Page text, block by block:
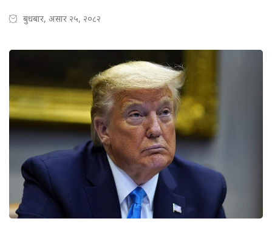
बुधबार, असार २५, २०८२